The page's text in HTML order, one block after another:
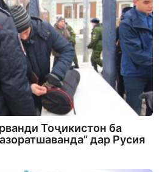
Тоҷикистон ба
дар Русия